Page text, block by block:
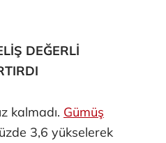
DEĞERLİ
kalmadı. Gümüş
3,6 yükselerek